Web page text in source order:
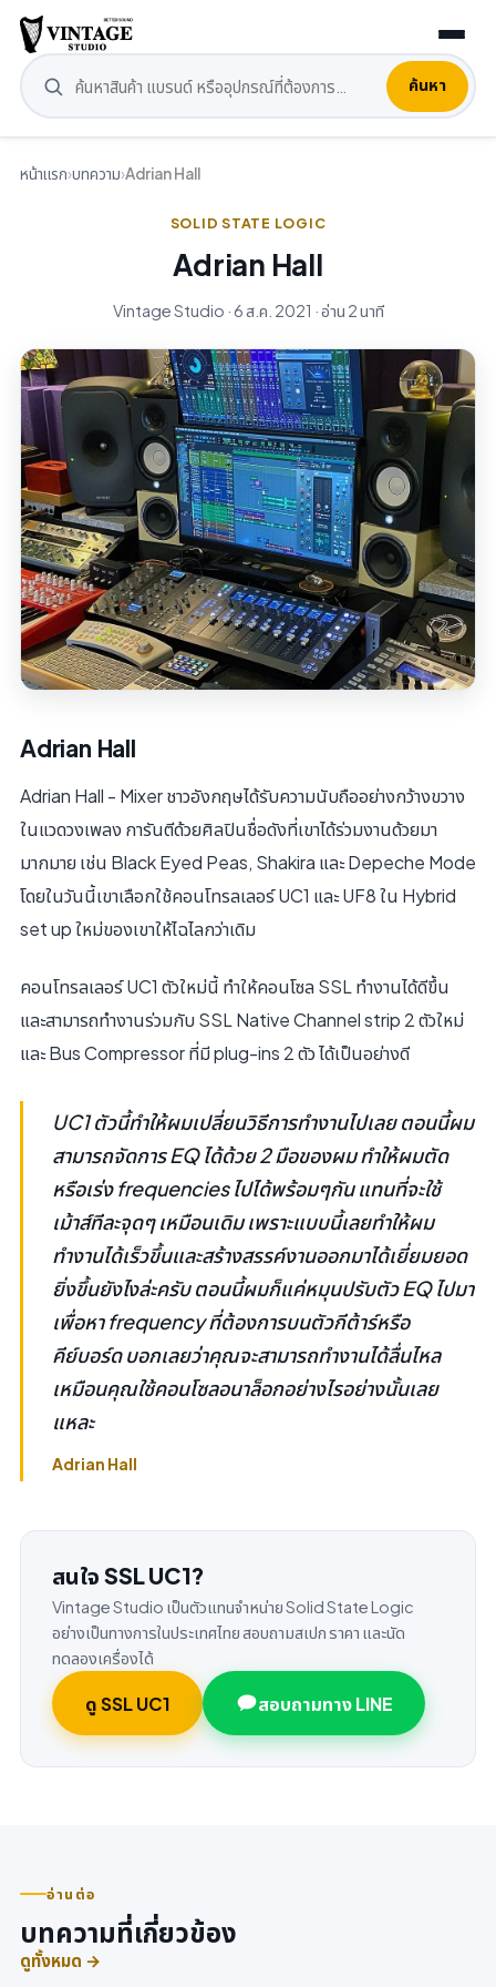
ค้นหา
หน้าแรก›บทความ›Adrian Hall
SOLID STATE LOGIC
Adrian Hall
Vintage Studio · 6 ส.ค. 2021 · อ่าน 2 นาที
Adrian Hall
Adrian Hall - Mixer ชาวอังกฤษได้รับความนับถืออย่างกว้างขวาง
ในแวดวงเพลง การันตีด้วยศิลปินชื่อดังที่เขาได้ร่วมงานด้วยมา
มากมาย เช่น Black Eyed Peas, Shakira และ Depeche Mode
โดยในวันนี้เขาเลือกใช้คอนโทรลเลอร์ UC1 และ UF8 ใน Hybrid
set up ใหม่ของเขาให้ไฉไลกว่าเดิม
คอนโทรลเลอร์ UC1 ตัวใหม่นี้ ทำให้คอนโซล SSL ทำงานได้ดีขึ้น
และสามารถทำงานร่วมกับ SSL Native Channel strip 2 ตัวใหม่
และ Bus Compressor ที่มี plug-ins 2 ตัว ได้เป็นอย่างดี
UC1 ตัวนี้ทำให้ผมเปลี่ยนวิธีการทำงานไปเลย ตอนนี้ผม
สามารถจัดการ EQ ได้ด้วย 2 มือของผม ทำให้ผมตัด
หรือเร่ง frequencies ไปได้พร้อมๆกัน แทนที่จะใช้
เม้าส์ทีละจุดๆ เหมือนเดิม เพราะแบบนี้เลยทำให้ผม
ทำงานได้เร็วขึ้นและสร้างสรรค์งานออกมาได้เยี่ยมยอด
ยิ่งขึ้นยังไงล่ะครับ ตอนนี้ผมก็แค่หมุนปรับตัว EQ ไปมา
เพื่อหา frequency ที่ต้องการบนตัวกีต้าร์หรือ
คีย์บอร์ด บอกเลยว่าคุณจะสามารถทำงานได้ลื่นไหล
เหมือนคุณใช้คอนโซลอนาล็อกอย่างไรอย่างนั้นเลย
แหละ
Adrian Hall
สนใจ SSL UC1?
Vintage Studio เป็นตัวแทนจำหน่าย Solid State Logic
อย่างเป็นทางการในประเทศไทย สอบถามสเปก ราคา และนัด
ทดลองเครื่องได้
ดู SSL UC1 สอบถามทาง LINE
อ่านต่อ
บทความที่เกี่ยวข้อง
ดูทั้งหมด →